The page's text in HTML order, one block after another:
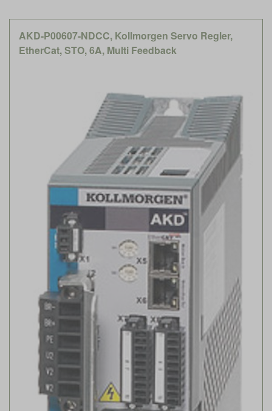
AKD-P00607-NDCC, Kollmorgen Servo Regler,
EtherCat, STO, 6A, Multi Feedback